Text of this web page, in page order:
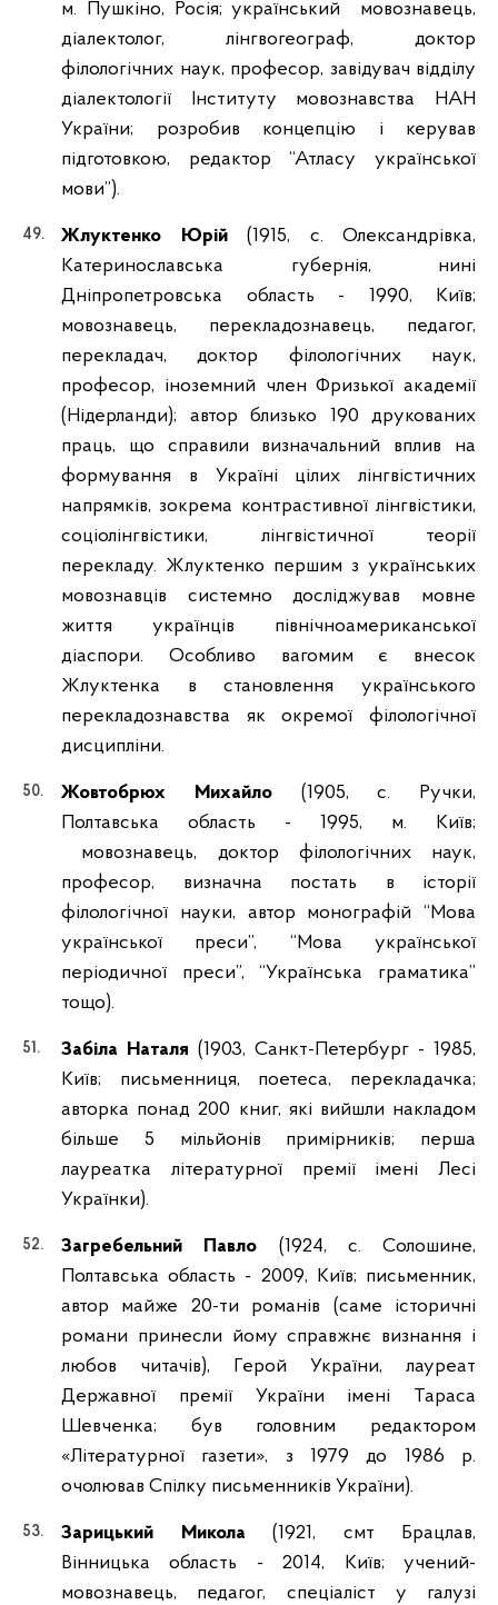
м. Пушкіно, Росія; український мовознавець,
діалектолог, лінгвогеограф, доктор
філологічних наук, професор, завідувач відділу
діалектології Інституту мовознавства НАН
України; розробив концепцію і керував
підготовкою, редактор “Атласу української
мови”).
Жлуктенко Юрій(1915, с. Олександрівка,
Катеринославська губернія, нині
Дніпропетровська область - 1990, Київ;
мовознавець, перекладознавець, педагог,
перекладач, доктор філологічних наук,
професор, іноземний член Фризької академії
(Нідерланди); автор близько 190 друкованих
праць, що справили визначальний вплив на
формування в Україні цілих лінгвістичних
напрямків, зокрема контрастивної лінгвістики,
соціолінгвістики, лінгвістичної теорії
перекладу. Жлуктенко першим з українських
мовознавців системно досліджував мовне
життя українців північноамериканської
діаспори. Особливо вагомим є внесок
Жлуктенка в становлення українського
перекладознавства як окремої філологічної
дисципліни.
Жовтобрюх Михайло(1905, с. Ручки,
Полтавська область - 1995, м. Київ;
мовознавець, доктор філологічних наук,
професор, визначна постать в історії
філологічної науки, автор монографій “Мова
української преси”, “Мова української
періодичної преси”, “Українська граматика”
тощо).
Забіла Наталя (1903, Санкт-Петербург - 1985,
Київ; письменниця, поетеса, перекладачка;
авторка понад 200 книг, які вийшли накладом
більше 5 мільйонів примірників; перша
лауреатка літературної премії імені Лесі
Українки).
Загребельний Павло (1924, с. Солошине,
Полтавська область - 2009, Київ; письменник,
автор майже 20-ти романів (саме історичні
романи принесли йому справжнє визнання і
любов читачів), Герой України, лауреат
Державної премії України імені Тараса
Шевченка; був головним редактором
«Літературної газети», з 1979 до 1986 р.
очолював Спілку письменників України).
Зарицький Микола (1921, смт Брацлав,
Вінницька область - 2014, Київ; учений-
мовознавець, педагог, спеціаліст у галузі